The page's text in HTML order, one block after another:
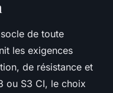
de toute
les exigences
de résistance et
ou S3 CI, le choix